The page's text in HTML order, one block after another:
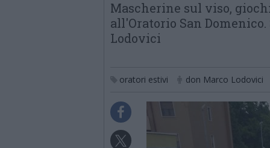
Mascherine sul viso,
all'Oratorio San
Lodovici
oratori estivi don Marco Lodovici